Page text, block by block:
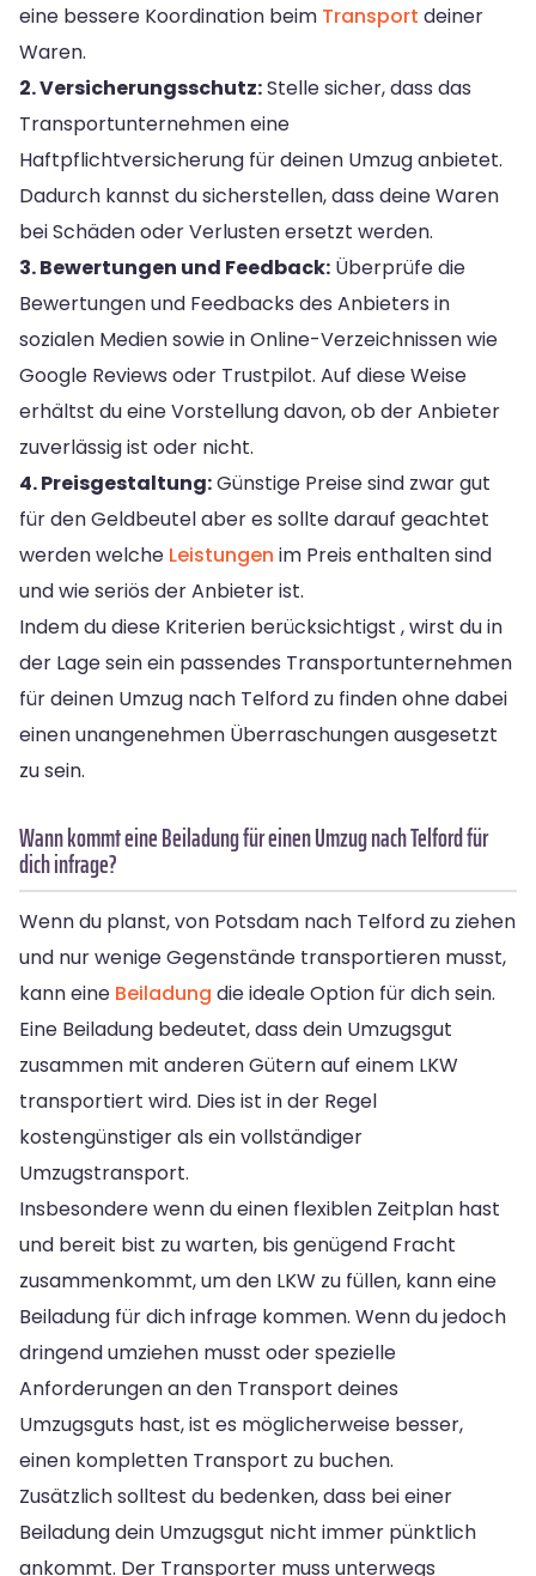
eine bessere Koordination beim Transport deiner
Waren.
2. Versicherungsschutz:Stelle sicher, dass das
Transportunternehmen eine
Haftpflichtversicherung für deinen Umzug anbietet.
Dadurch kannst du sicherstellen, dass deine Waren
bei Schäden oder Verlusten ersetzt werden.
3. Bewertungen und Feedback: Überprüfe die
Bewertungen und Feedbacks des Anbieters in
sozialen Medien sowie in Online-Verzeichnissen wie
Google Reviews oder Trustpilot. Auf diese Weise
erhältst du eine Vorstellung davon, ob der Anbieter
zuverlässig ist oder nicht.
4. Preisgestaltung:Günstige Preise sind zwar gut
für den Geldbeutel aber es sollte darauf geachtet
werden welche Leistungen im Preis enthalten sind
und wie seriös der Anbieter ist.
Indem du diese Kriterien berücksichtigst , wirst du in
der Lage sein ein passendes Transportunternehmen
für deinen Umzug nach Telford zu finden ohne dabei
einen unangenehmen Überraschungen ausgesetzt
zu sein.
Wann kommt eine Beiladung für einen Umzug nach Telford für
dich infrage?
Wenn du planst, von Potsdam nach Telford zu ziehen
und nur wenige Gegenstände transportieren musst,
kann eine Beiladung die ideale Option für dich sein.
Eine Beiladung bedeutet, dass dein Umzugsgut
zusammen mit anderen Gütern auf einem LKW
transportiert wird. Dies ist in der Regel
kostengünstiger als ein vollständiger
Umzugstransport.
Insbesondere wenn du einen flexiblen Zeitplan hast
und bereit bist zu warten, bis genügend Fracht
zusammenkommt, um den LKW zu füllen, kann eine
Beiladung für dich infrage kommen. Wenn du jedoch
dringend umziehen musst oder spezielle
Anforderungen an den Transport deines
Umzugsguts hast, ist es möglicherweise besser,
einen kompletten Transport zu buchen.
Zusätzlich solltest du bedenken, dass bei einer
Beiladung dein Umzugsgut nicht immer pünktlich
ankommt. Der Transporter muss unterwegs